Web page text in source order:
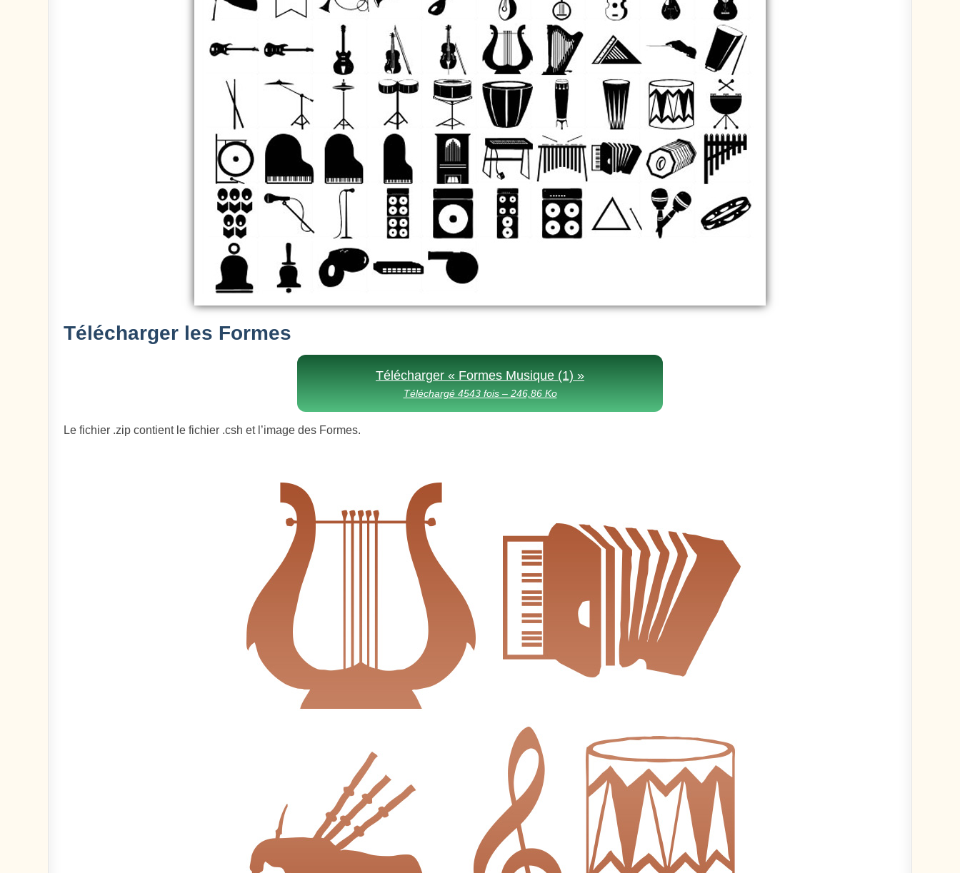
Télécharger les Formes
Télécharger « Formes Musique (1) »
Téléchargé 4543 fois – 246,86 Ko
Le fichier .zip contient le fichier .csh et l’image des Formes.